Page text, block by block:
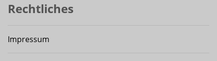
Rechtliches
Impressum